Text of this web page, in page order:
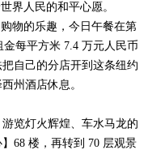
界人民的和平心愿。
物的乐趣，今日午餐在第
每平方米 7.4 万元人民币
自己的分店开到这条纽约
州酒店休息。
览灯火辉煌、车水马龙的
68 楼，再转到 70 层观景